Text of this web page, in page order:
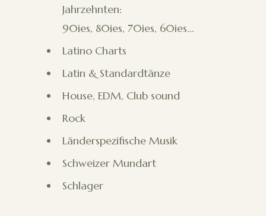
Jahrzehnten:
90ies, 80ies, 70ies, 60ies...
Latino Charts
Latin & Standardtänze
House, EDM, Club sound
Rock
Länderspezifische Musik
Schweizer Mundart
Schlager